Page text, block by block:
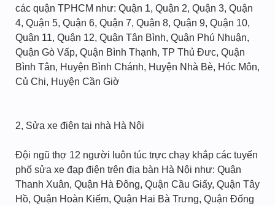
các quận TPHCM như: Quận 1, Quận 2, Quận 3, Quận
4, Quận 5, Quận 6, Quận 7, Quận 8, Quận 9, Quận 10,
Quận 11, Quận 12, Quận Tân Bình, Quận Phú Nhuận,
Quận Gò Vấp, Quận Bình Thạnh, TP Thủ Đưc, Quận
Bình Tân, Huyện Bình Chánh, Huyện Nhà Bè, Hóc Môn,
Củ Chi, Huyện Cần Giờ
2, Sửa xe điện tại nhà Hà Nội
Đội ngũ thợ 12 người luôn túc trực chạy khắp các tuyến
phố sửa xe đạp điện trên địa bàn Hà Nội như: Quận
Thanh Xuân, Quận Hà Đông, Quận Cầu Giấy, Quận Tây
Hồ, Quận Hoàn Kiếm, Quận Hai Bà Trưng, Quận Đống